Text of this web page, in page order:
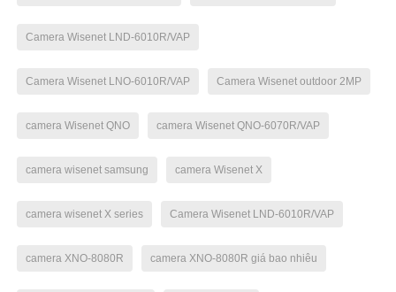
Camera Wisenet LND-6010R/VAP
Camera Wisenet LNO-6010R/VAP Camera Wisenet outdoor 2MP
camera Wisenet QNO camera Wisenet QNO-6070R/VAP
camera wisenet samsung camera Wisenet X
camera wisenet X series Camera Wisenet LND-6010R/VAP
camera XNO-8080R camera XNO-8080R giá bao nhiêu